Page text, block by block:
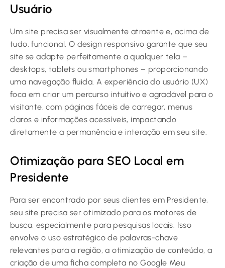
Usuário
Um site precisa ser visualmente atraente e, acima de
tudo, funcional. O design responsivo garante que seu
site se adapte perfeitamente a qualquer tela –
desktops, tablets ou smartphones – proporcionando
uma navegação fluida. A experiência do usuário (UX)
foca em criar um percurso intuitivo e agradável para o
visitante, com páginas fáceis de carregar, menus
claros e informações acessíveis, impactando
diretamente a permanência e interação em seu site.
Otimização para SEO Local em
Presidente
Para ser encontrado por seus clientes em Presidente,
seu site precisa ser otimizado para os motores de
busca, especialmente para pesquisas locais. Isso
envolve o uso estratégico de palavras-chave
relevantes para a região, a otimização de conteúdo, a
criação de uma ficha completa no Google Meu